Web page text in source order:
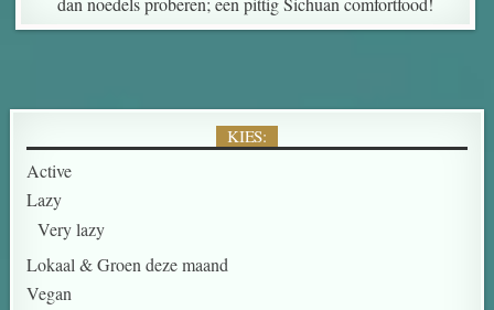
KIES:
Active
Lazy
Very lazy
Lokaal & Groen deze maand
Vegan